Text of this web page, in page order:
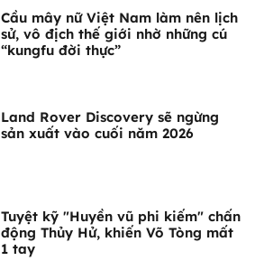
Cầu mây nữ Việt Nam làm nên lịch
sử, vô địch thế giới nhờ những cú
“kungfu đời thực”
Land Rover Discovery sẽ ngừng
sản xuất vào cuối năm 2026
Tuyệt kỹ "Huyền vũ phi kiếm" chấn
động Thủy Hử, khiến Võ Tòng mất
1 tay